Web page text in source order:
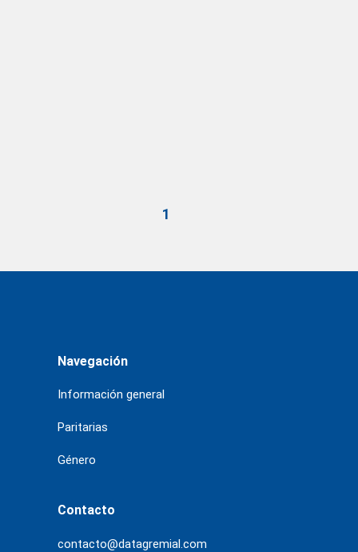
1
Navegación
Información general
Paritarias
Género
Contacto
contacto@datagremial.com